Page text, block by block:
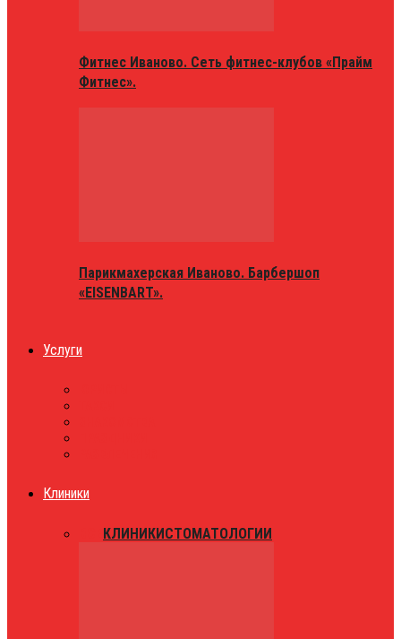
Фитнес Иваново. Сеть фитнес-клубов «Прайм
Фитнес».
Парикмахерская Иваново. Барбершоп
«EISENBART».
Услуги
Клиники
КЛИНИКИСТОМАТОЛОГИИ